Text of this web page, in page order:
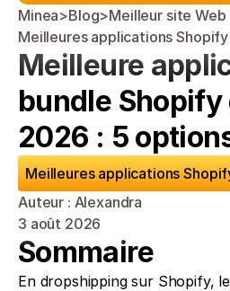
Minea>Blog>Meilleur site
Meilleures applications Shopify
Meilleure
bundle
2026 : 5
Meilleures applications
Auteur : Alexandra
3 août 2026
Sommaire
En dropshipping sur Shopify,